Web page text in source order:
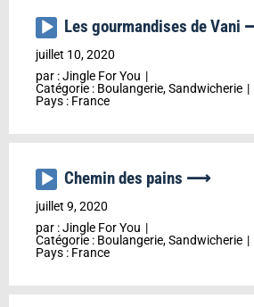
Lecteur
audio
Les gourmandises de
juillet 10, 2020
par :Jingle For You
Catégorie : Boulangerie, Sandwicherie
Pays : France
Lecteur
audio
Chemin des pains ⟶
juillet 9, 2020
par :Jingle For You
Catégorie : Boulangerie, Sandwicherie
Pays : France